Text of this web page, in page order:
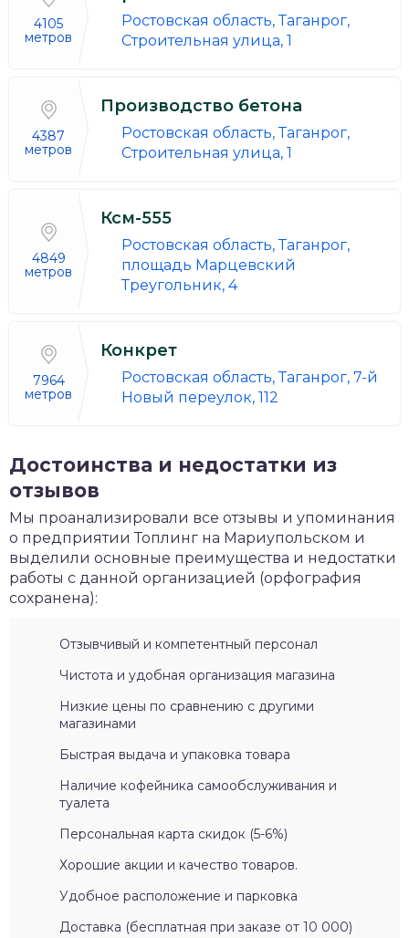
4105
метров
Ростовская область, Таганрог,
Строительная улица, 1
4387
метров
Производство бетона
Ростовская область, Таганрог,
Строительная улица, 1
4849
метров
Ксм-555
Ростовская область, Таганрог,
площадь Марцевский
Треугольник, 4
7964
метров
Конкрет
Ростовская область, Таганрог, 7-й
Новый переулок, 112
Достоинства и недостатки из
отзывов
Мы проанализировали все отзывы и упоминания
о предприятии Топлинг на Мариупольском и
выделили основные преимущества и недостатки
работы с данной организацией (орфография
сохранена):
Отзывчивый и компетентный персонал
Чистота и удобная организация магазина
Низкие цены по сравнению с другими
магазинами
Быстрая выдача и упаковка товара
Наличие кофейника самообслуживания и
туалета
Персональная карта скидок (5-6%)
Хорошие акции и качество товаров.
Удобное расположение и парковка
Доставка (бесплатная при заказе от 10 000)